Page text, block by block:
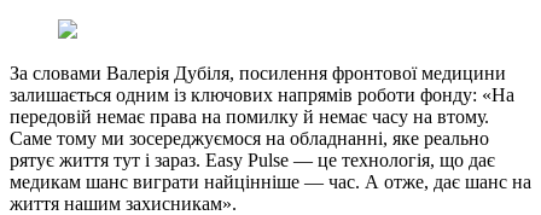
За словами Валерія Дубіля, посилення фронтової медицини
залишається одним із ключових напрямів роботи фонду: «На
передовій немає права на помилку й немає часу на втому.
Саме тому ми зосереджуємося на обладнанні, яке реально
рятує життя тут і зараз. Easy Pulse — це технологія, що дає
медикам шанс виграти найцінніше — час. А отже, дає шанс на
життя нашим захисникам».